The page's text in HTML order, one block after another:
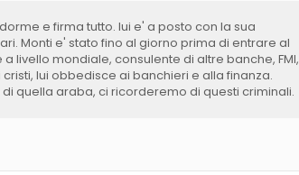
e firma tutto. lui e' a posto con la sua
Monti e' stato fino al giorno prima di entrare al
livello mondiale, consulente di altre banche, FMI,
lui obbedisce ai banchieri e alla finanza.
quella araba, ci ricorderemo di questi criminali.